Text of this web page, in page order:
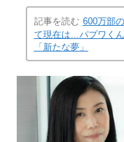
記事を読む 600万部
て現在は…パプワく
「新たな夢」